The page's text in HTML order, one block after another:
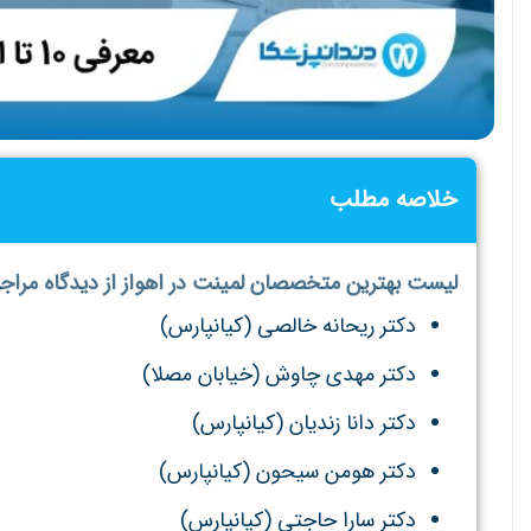
خلاصه مطلب
لیست بهترین متخصصان لمینت در اهواز از دیدگاه
دکتر ریحانه خالصی (کیانپارس)
دکتر مهدی چاوش (خیابان مصلا)
دکتر دانا زندیان (کیانپارس)
دکتر هومن سیحون (کیانپارس)
دکتر سارا حاجتی (کیانپارس)